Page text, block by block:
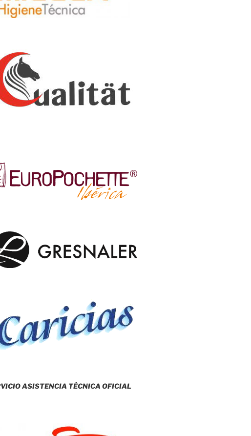
ASISTENCIA TÉCNICA OFICIAL